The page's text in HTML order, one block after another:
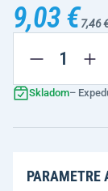
9,03 €7,46
Skladom–
PARAMETRE